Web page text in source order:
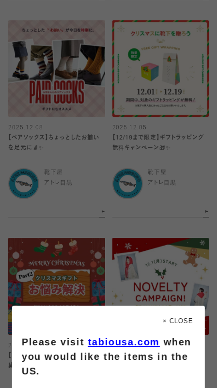
2025.12.08
【ペアソックス】ちょっとしたお揃い
を足元に🧦✨️
靴下屋
アトレ目黒
2025.12.05
【12/19まで限定】ギフトラッピング
無料キャンペーン🎁✨️
靴下屋
アトレ目黒
2025.12.02
【お悩み解決！】クリスマスギフト特
集第2弾🎅
2025.11.30
【ノベルティ】12月1日～オリジナル
× CLOSE
Please visittabiousa.com when
you would like the items in the
US.